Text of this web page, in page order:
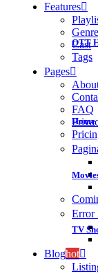
OTT
Home
TV
Features
Cast
Tags
Pages
FAQ
Error
Bloghot